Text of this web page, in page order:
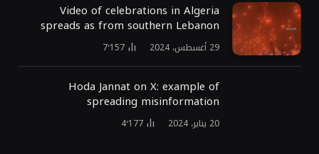
Video of celebrations in Algeria
spreads as from southern Lebanon
29 أغسطس، 2024 7٬157
Hoda Jannat on X: example of
spreading misinformation
20 يناير، 2024 4٬177